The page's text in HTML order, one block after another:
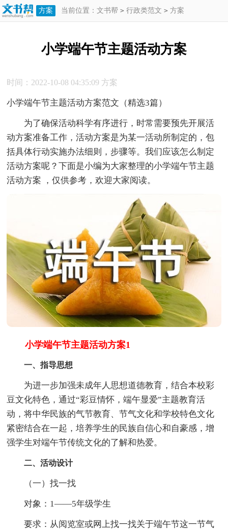
方案 当前位置： 文书帮 > 行政类范文 > 方案
小学端午节主题活动方案
时间：2022-10-08 04:35:09 方案
小学端午节主题活动方案范文（精选3篇）
为了确保活动科学有序进行，时常需要预先开展活
动方案准备工作，活动方案是为某一活动所制定的，包
括具体行动实施办法细则，步骤等。我们应该怎么制定
活动方案呢？下面是小编为大家整理的小学端午节主题
活动方案 ，仅供参考，欢迎大家阅读。
小学端午节主题活动方案1
一、指导思想
为进一步加强未成年人思想道德教育，结合本校彩
豆文化特色，通过“彩豆情怀，端午显爱”主题教育活
动，将中华民族的气节教育、节气文化和学校特色文化
紧密结合在一起，培养学生的民族自信心和自豪感，增
强学生对端午节传统文化的了解和热爱。
二、活动设计
（一）找一找
对象：1——5年级学生
要求：从阅览室或网上找一找关于端午节这一节气